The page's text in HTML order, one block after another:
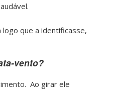
logo que a identificasse,
vento?
Ao girar ele